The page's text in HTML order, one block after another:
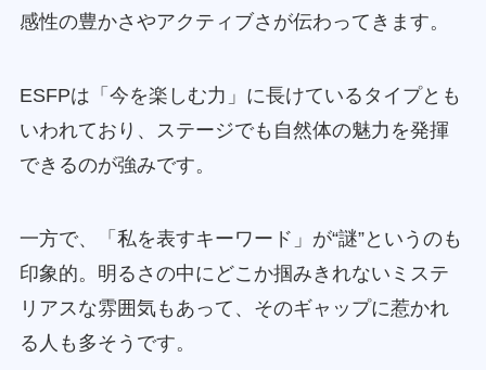
感性の豊かさやアクティブさが伝わってきます。
ESFPは「今を楽しむ力」に長けているタイプとも
いわれており、ステージでも自然体の魅力を発揮
できるのが強みです。
一方で、「私を表すキーワード」が“謎”というのも
印象的。明るさの中にどこか掴みきれないミステ
リアスな雰囲気もあって、そのギャップに惹かれ
る人も多そうです。